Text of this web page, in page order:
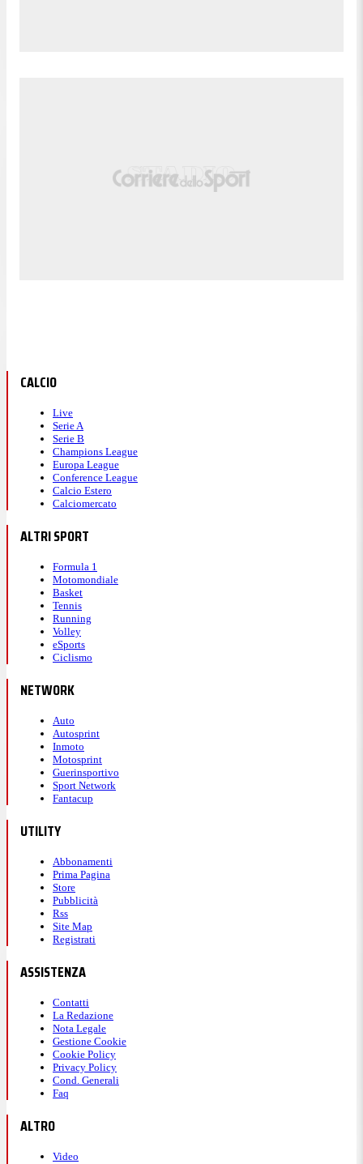
CALCIO
Live
Serie A
Serie B
Champions League
Europa League
Conference League
Calcio Estero
Calciomercato
ALTRI SPORT
Formula 1
Motomondiale
Basket
Tennis
Running
Volley
eSports
Ciclismo
NETWORK
Auto
Autosprint
Inmoto
Motosprint
Guerinsportivo
Sport Network
Fantacup
UTILITY
Abbonamenti
Prima Pagina
Store
Pubblicità
Rss
Site Map
Registrati
ASSISTENZA
Contatti
La Redazione
Nota Legale
Gestione Cookie
Cookie Policy
Privacy Policy
Cond. Generali
Faq
ALTRO
Video